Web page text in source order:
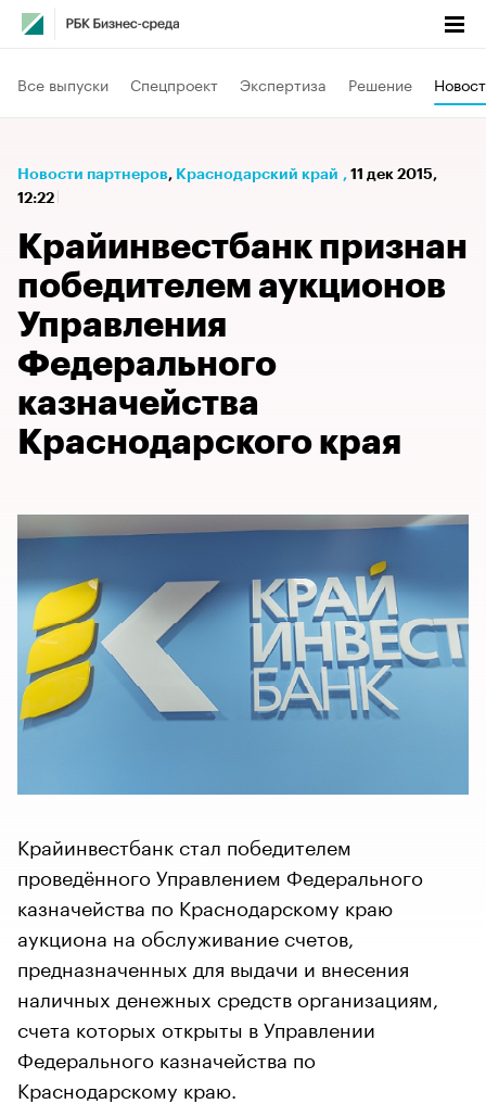
Все выпуски Спецпроект Экспертиза Решение
Новости партнеров⁠, Краснодарский край , 11 дек 2015,
12:22
Крайинвестбанк признан
победителем аукционов
Управления
Федерального
казначейства
Краснодарского края
Крайинвестбанк стал победителем
проведённого Управлением Федерального
казначейства по Краснодарскому краю
аукциона на обслуживание счетов,
предназначенных для выдачи и внесения
наличных денежных средств организациям,
счета которых открыты в Управлении
Федерального казначейства по
Краснодарскому краю.